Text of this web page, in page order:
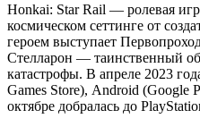
Honkai: Star Rail — ролевая
космическом сеттинге от
героем выступает
Стелларон — таинственный
катастрофы. В апреле 2023
Games Store), Android (Google
октябре добралась до